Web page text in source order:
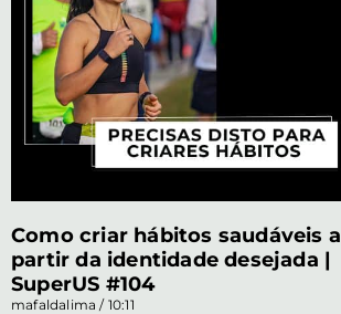
Como criar hábitos saudáveis a
partir da identidade desejada |
SuperUS #104
mafaldalima 10:11